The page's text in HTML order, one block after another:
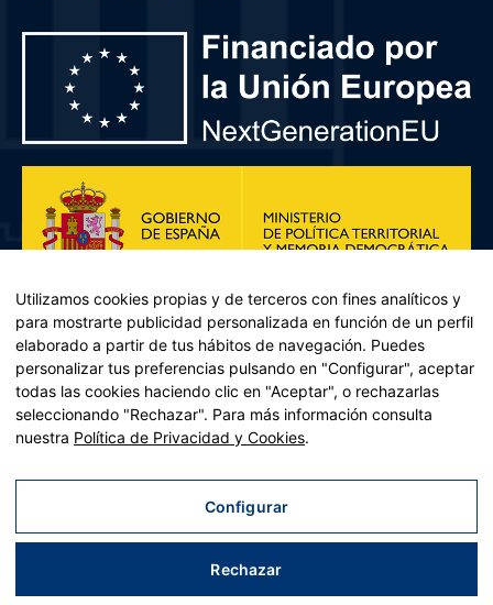
Plan de Recuperación, Transformación y Resiliencia – Financiado por
Recuperación y resiliencia, establecido por el Reglamento (UE)
2021/241 del Parlamento Europeo y del Consejo, de 12 de febrero
Utilizamos cookies propias y de terceros con fines analíticos y
para mostrarte publicidad personalizada en función de un perfil
elaborado a partir de tus hábitos de navegación. Puedes
personalizar tus preferencias pulsando en "Configurar", aceptar
todas las cookies haciendo clic en "Aceptar", o rechazarlas
seleccionando "Rechazar". Para más información consulta
nuestra Política de Privacidad y Cookies.
Configurar
Rechazar